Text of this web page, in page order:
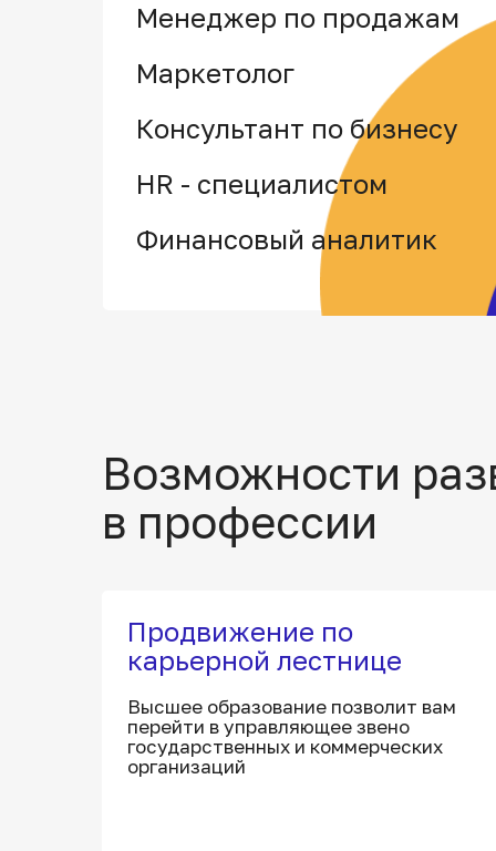
Менеджер по продажам
Маркетолог
Консультант по бизнесу
HR - специалистом
Финансовый аналитик
Возможности
в профессии
Продвижение по
карьерной лестнице
Высшее образование позволит вам
перейти в управляющее звено
государственных и коммерческих
организаций